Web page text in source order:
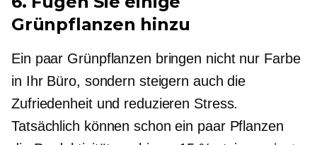
Grünpflanzen hinzu
Ein paar Grünpflanzen bringen nicht nur Farbe
in Ihr Büro, sondern steigern auch die
Zufriedenheit und reduzieren Stress.
Tatsächlich können schon ein paar Pflanzen